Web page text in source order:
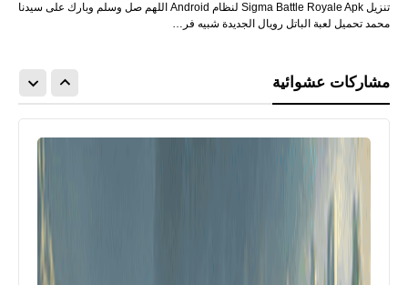
تنزيل Sigma Battle Royale Apk لنظام Android اللهم صل وسلم وبارك على سيدنا
محمد تحميل لعبة الباتل رويال الجديدة شبيه فر…
مشاركات عشوائية